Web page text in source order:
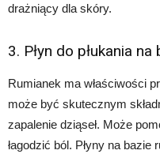
drażniący dla skóry.
3. Płyn do płukania
Rumianek ma właściwości
może być skutecznym
zapalenie dziąseł. Może
łagodzić ból. Płyny na